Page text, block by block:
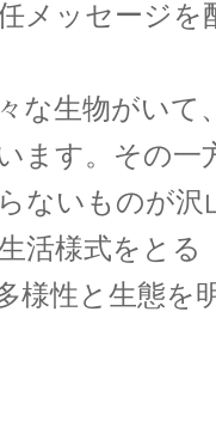
メッセージを
な生物がいて
ます。その一
ないものが沢
活様式をとる
様性と生態を